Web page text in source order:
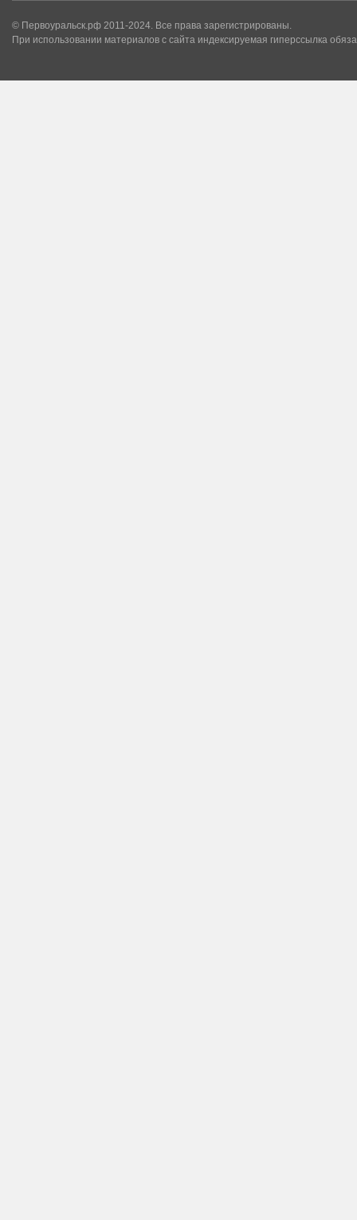
© Первоуральск.рф 2011-2024. Все права зарегистрированы.
При использовании материалов с сайта индексируемая гиперссылка